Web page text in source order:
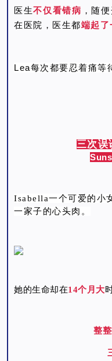
医生不仅看错病 ，随
在医院，医生都端起了
Lea每次都要忍着痛等
三次误
Isabella一个可爱的小
一家子的心头肉。
她的生命却在14个月大
整